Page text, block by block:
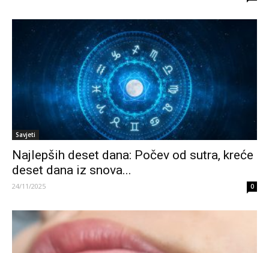
Savjeti
Najlepših deset dana: Počev od sutra, kreće
deset dana iz snova...
24/11/2025 0